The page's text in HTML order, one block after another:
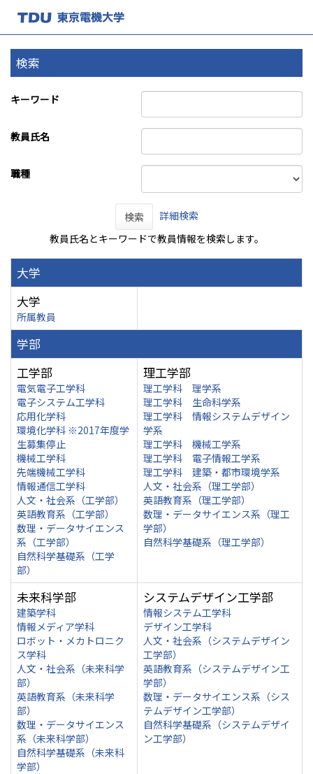
検索
キーワード
教員氏名
職種
検索
詳細検索
教員氏名とキーワードで教員情報を検索します。
大学
大学
所属教員
学部
工学部
電気電子工学科
電子システム工学科
応用化学科
環境化学科 ※2017年度学
生募集停止
機械工学科
先端機械工学科
情報通信工学科
人文・社会系（工学部）
英語教育系（工学部）
数理・データサイエンス
系（工学部）
自然科学基礎系（工学
部）
理工学部
理工学科 理学系
理工学科 生命科学系
理工学科 情報システムデザイン
学系
理工学科 機械工学系
理工学科 電子情報工学系
理工学科 建築・都市環境学系
人文・社会系（理工学部）
英語教育系（理工学部）
数理・データサイエンス系（理工
学部）
自然科学基礎系（理工学部）
未来科学部
建築学科
情報メディア学科
ロボット・メカトロニク
ス学科
人文・社会系（未来科学
部）
英語教育系（未来科学
部）
数理・データサイエンス
系（未来科学部）
自然科学基礎系（未来科
学部）
システムデザイン工学部
情報システム工学科
デザイン工学科
人文・社会系（システムデザイン
工学部）
英語教育系（システムデザイン工
学部）
数理・データサイエンス系（シス
テムデザイン工学部）
自然科学基礎系（システムデザイ
ン工学部）